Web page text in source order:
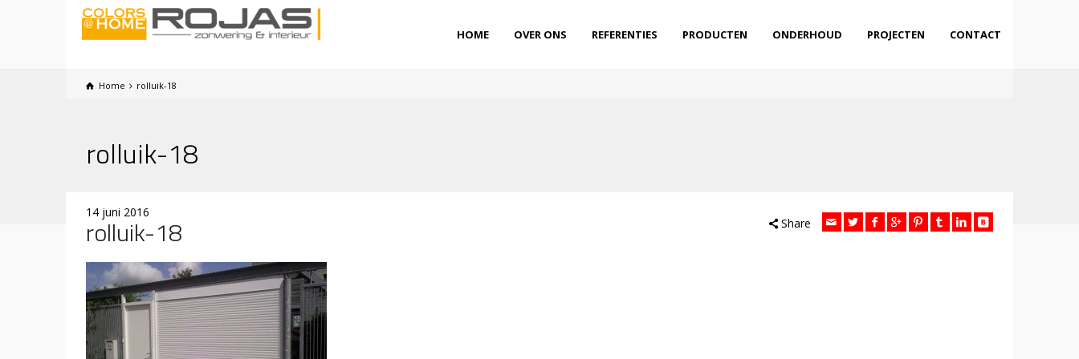
HOME OVER ONS REFERENTIES PRODUCTEN ONDERHOUD PROJECTEN CONTACT
Home rolluik-18
rolluik-18
14 juni 2016
rolluik-18 Share